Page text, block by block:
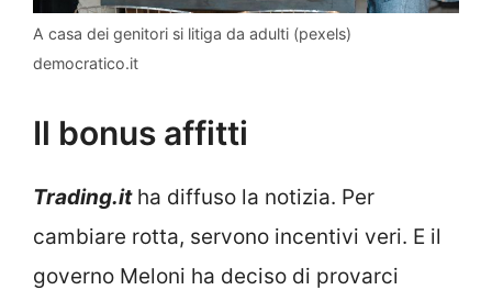
A casa dei genitori si litiga da adulti (pexels)
democratico.it
Il bonus affitti
Trading.itha diffuso la notizia. Per
cambiare rotta, servono incentivi veri. E il
governo Meloni ha deciso di provarci